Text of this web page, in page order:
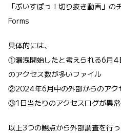
「ぶいすぽっ！切り抜き動画」
Forms
具体的には、
①漏洩開始したと考えられる6月4
のアクセス数が多いファイル
②2024年6月中の外部からのアク
③1日当たりのアクセスログが異
以上3つの観点から外部調査を行